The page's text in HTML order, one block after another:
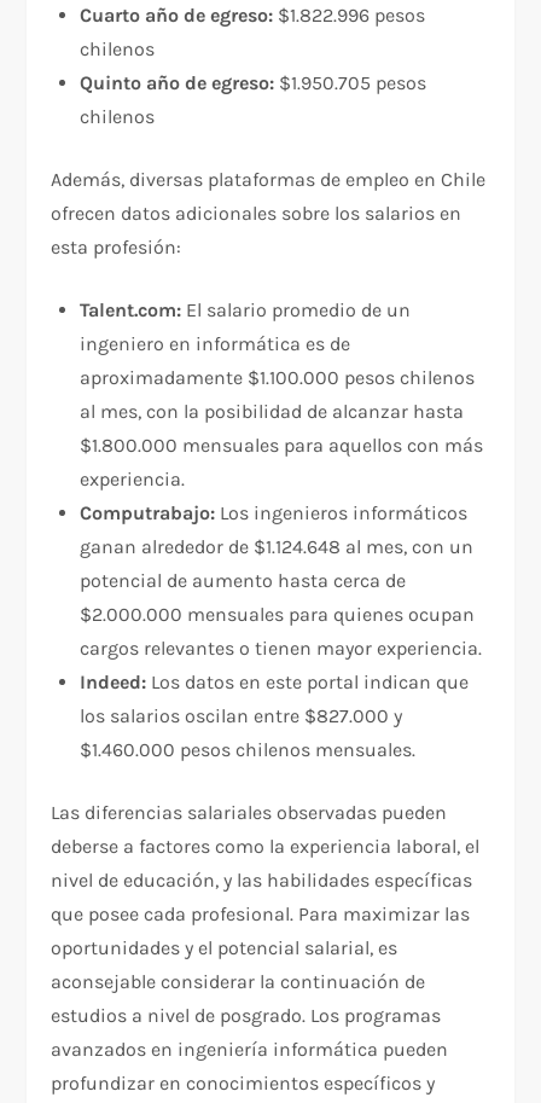
Cuarto año de egreso: $1.822.996 pesos
chilenos
Quinto año de egreso: $1.950.705 pesos
chilenos
Además, diversas plataformas de empleo en Chile
ofrecen datos adicionales sobre los salarios en
esta profesión:
Talent.com: El salario promedio de un
ingeniero en informática es de
aproximadamente $1.100.000 pesos chilenos
al mes, con la posibilidad de alcanzar hasta
$1.800.000 mensuales para aquellos con más
experiencia.
Computrabajo: Los ingenieros informáticos
ganan alrededor de $1.124.648 al mes, con un
potencial de aumento hasta cerca de
$2.000.000 mensuales para quienes ocupan
cargos relevantes o tienen mayor experiencia.
Indeed: Los datos en este portal indican que
los salarios oscilan entre $827.000 y
$1.460.000 pesos chilenos mensuales.
Las diferencias salariales observadas pueden
deberse a factores como la experiencia laboral, el
nivel de educación, y las habilidades específicas
que posee cada profesional. Para maximizar las
oportunidades y el potencial salarial, es
aconsejable considerar la continuación de
estudios a nivel de posgrado. Los programas
avanzados en ingeniería informática pueden
profundizar en conocimientos específicos y